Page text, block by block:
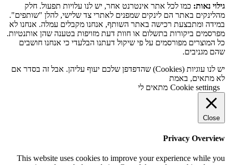
גילוי נאות: כמו לכל אתר אינטרנט אחר, יש לנו עלויות תפעול. חלק
מהלינקים באתר הם לינקים שמפנים לאתרי צד שלישי, להלן "שותפים".
במידה ומתבצעת רכישה באתר השותף, אנחנו מקבלים עמלה. אנחנו לא
מפרסמים ביקורות בתשלום או חוות דעת מזויפות בטענה שהן אותנטיות.
כל המוצרים מפורסמים על פי שיקול דעתנו הבלעדי כי אנחנו חושבים
שהם מגניבים.
יש לנו עוגיות (Cookies) שהדפדפן שלכם יעוף עליהן. אבל זה בסדר אם
לא מתאים, באמת
Cookie settings מתאים לי
Close
Privacy Overview
This website uses cookies to improve your experience while you